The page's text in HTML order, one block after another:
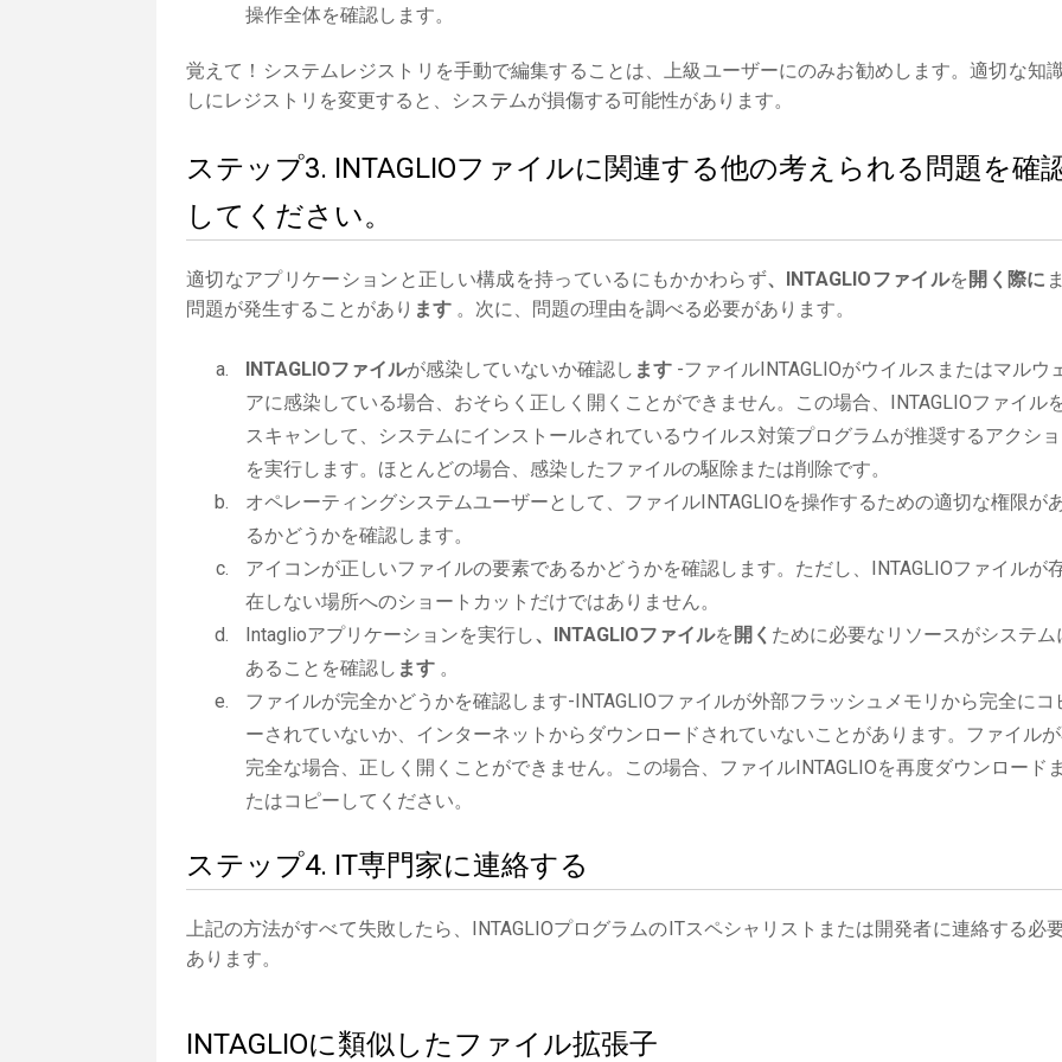
操作全体を確認します。
覚えて！システムレジストリを手動で編集することは、上級ユーザーにのみお勧めします。適切な知
しにレジストリを変更すると、システムが損傷する可能性があります。
ステップ3. INTAGLIOファイルに関連する他の考えられる問題を確
してください。
適切なアプリケーションと正しい構成を持っているにもかかわらず、INTAGLIOファイルを 開く際に
問題が発生することがあり ます 。次に、問題の理由を調べる必要があります。
INTAGLIOファイルが感染していないか確認し ます -ファイルINTAGLIOがウイルスまたはマルウ
アに感染している場合、おそらく正しく開くことができません。この場合、INTAGLIOファイル
スキャンして、システムにインストールされているウイルス対策プログラムが推奨するアクシ
を実行します。ほとんどの場合、感染したファイルの駆除または削除です。
オペレーティングシステムユーザーとして、ファイルINTAGLIOを操作するための適切な権限が
るかどうかを確認します。
アイコンが正しいファイルの要素であるかどうかを確認します。ただし、INTAGLIOファイルが
在しない場所へのショートカットだけではありません。
Intaglioアプリケーションを実行し、INTAGLIOファイルを 開く ために必要なリソースがシステム
あることを確認し ます 。
ファイルが完全かどうかを確認します-INTAGLIOファイルが外部フラッシュメモリから完全にコ
ーされていないか、インターネットからダウンロードされていないことがあります。ファイル
完全な場合、正しく開くことができません。この場合、ファイルINTAGLIOを再度ダウンロードま
たはコピーしてください。
ステップ4. IT専門家に連絡する
上記の方法がすべて失敗したら、INTAGLIOプログラムのITスペシャリストまたは開発者に連絡する必
あります。
INTAGLIOに類似したファイル拡張子